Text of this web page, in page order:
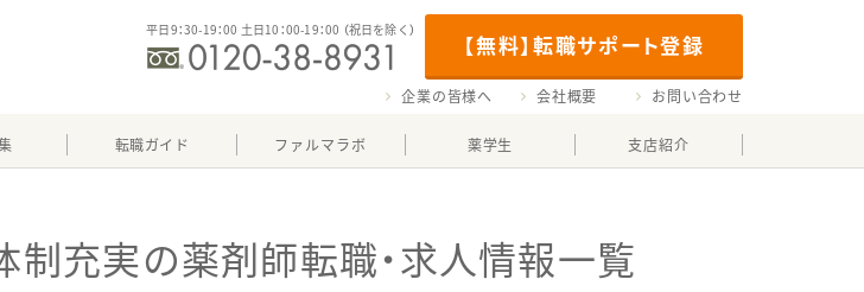
【無料】転職サポート登録
平日9：30-19：00 土日10：00-19：00 （祝日を除く）
企業の皆様へ 会社概要 お問い合わせ
転職ガイド ファルマラボ 薬学生 支店紹介
制充実の薬剤師転職・求人情報一覧